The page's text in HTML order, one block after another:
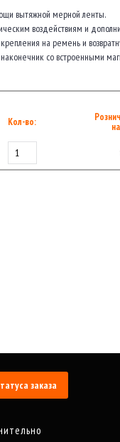
вытяжной мерной ленты.
воздействиям и
на ремень и
со встроенными
Кол-во:
заказа